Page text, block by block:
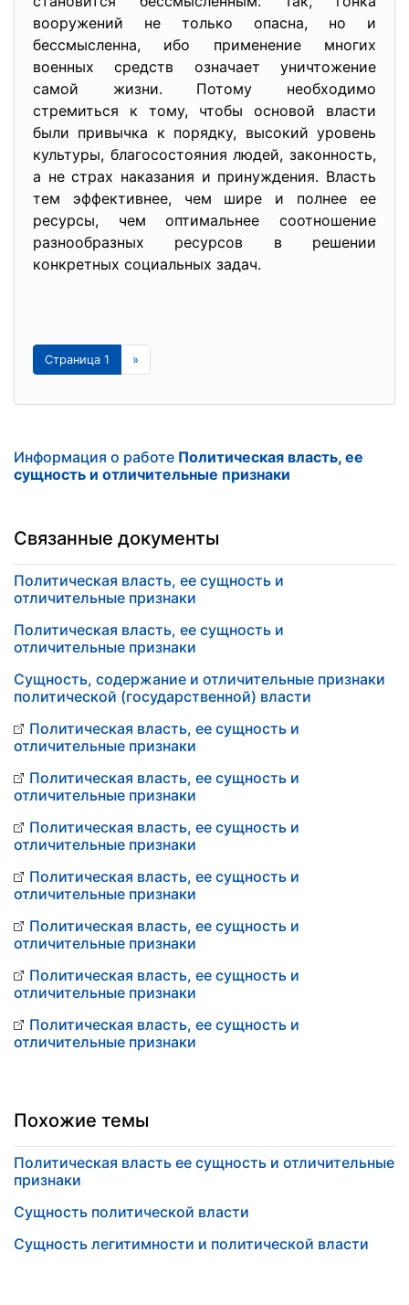
вооружений не только опасна, но и
бессмысленна, ибо применение многих
военных средств означает уничтожение
самой жизни. Потому необходимо
стремиться к тому, чтобы основой власти
были привычка к порядку, высокий уровень
культуры, благосостояния людей, законность,
а не страх наказания и принуждения. Власть
тем эффективнее, чем шире и полнее ее
ресурсы, чем оптимальнее соотношение
разнообразных ресурсов в решении
конкретных социальных задач.
Страница 1 »
Информация о работе Политическая власть, ее
сущность и отличительные признаки
Связанные документы
Политическая власть, ее сущность и
отличительные признаки
Политическая власть, ее сущность и
отличительные признаки
Сущность, содержание и отличительные признаки
политической (государственной) власти
Политическая власть, ее сущность и
отличительные признаки
Политическая власть, ее сущность и
отличительные признаки
Политическая власть, ее сущность и
отличительные признаки
Политическая власть, ее сущность и
отличительные признаки
Политическая власть, ее сущность и
отличительные признаки
Политическая власть, ее сущность и
отличительные признаки
Политическая власть, ее сущность и
отличительные признаки
Похожие темы
Политическая власть ее сущность и отличительные
признаки
Сущность политической власти
Сущность легитимности и политической власти